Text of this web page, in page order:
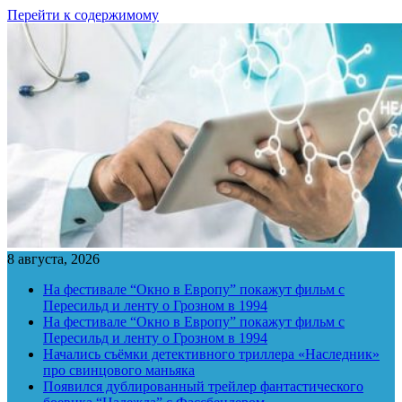
Перейти к содержимому
8 августа, 2026
На фестивале “Окно в Европу” покажут фильм с
Пересильд и ленту о Грозном в 1994
На фестивале “Окно в Европу” покажут фильм с
Пересильд и ленту о Грозном в 1994
Начались съёмки детективного триллера «Наследник»
про свинцового маньяка
Появился дублированный трейлер фантастического